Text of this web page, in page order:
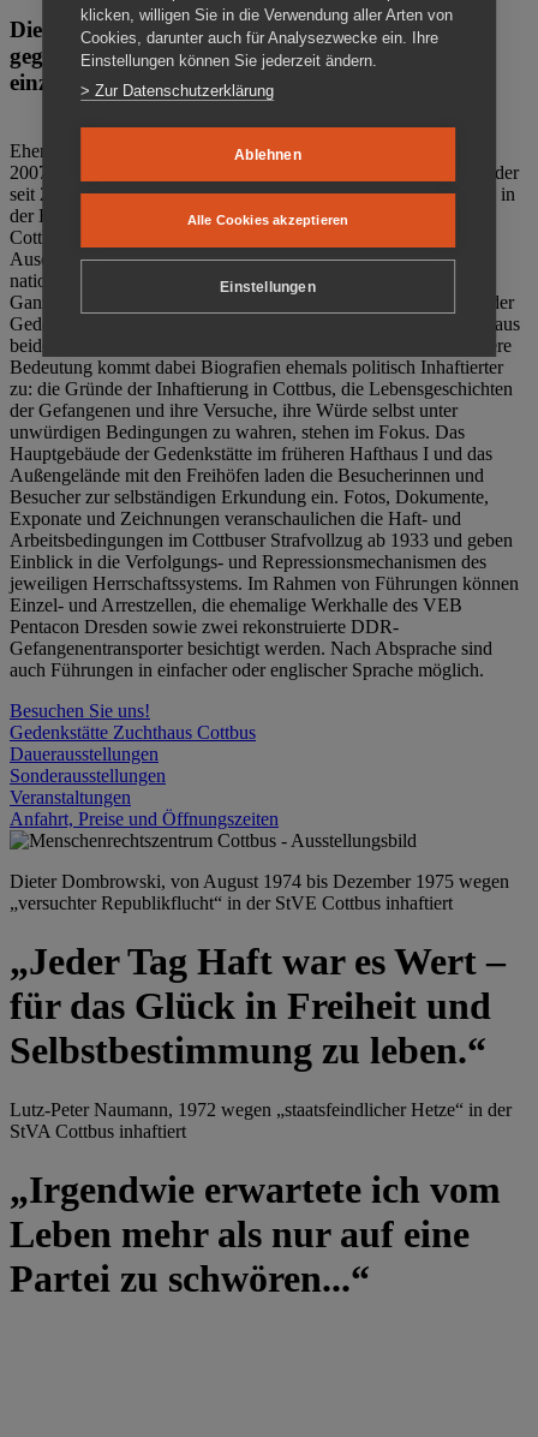
Die Gedenkstätte Zuchthaus Cottbus ist ein Ort
gegen das Vergessen. Anschaulich, nah und
einzigartig.
Ehemalige politische Häftlinge der DDR gründeten im Oktober
2007 den Verein Menschenrechtszentrum Cottbus e. V. (MRZ), der
seit 2011 Eigentümer des ehemaligen Gefängnisses (1860-2002) in
der Bautzener Straße und Träger der Gedenkstätte Zuchthaus
Cottbus ist. Im Zentrum der Arbeit der Gedenkstätte steht die
Auseinandersetzung mit politischem Unrecht während der
nationalsozialistischen Terrorherrschaft und der SED-Diktatur.
Ganzjährig zeigen mehrere Dauer- und Sonderausstellungen in der
Gedenkstätte Zuchthaus Cottbus Beispiele politischen Unrechts aus
beiden deutschen Diktaturen des 20. Jahrhunderts. Eine besondere
Bedeutung kommt dabei Biografien ehemals politisch Inhaftierter
zu: die Gründe der Inhaftierung in Cottbus, die Lebensgeschichten
der Gefangenen und ihre Versuche, ihre Würde selbst unter
unwürdigen Bedingungen zu wahren, stehen im Fokus. Das
Hauptgebäude der Gedenkstätte im früheren Hafthaus I und das
Außengelände mit den Freihöfen laden die Besucherinnen und
Besucher zur selbständigen Erkundung ein. Fotos, Dokumente,
Exponate und Zeichnungen veranschaulichen die Haft- und
Arbeitsbedingungen im Cottbuser Strafvollzug ab 1933 und geben
Einblick in die Verfolgungs- und Repressionsmechanismen des
jeweiligen Herrschaftssystems. Im Rahmen von Führungen können
Einzel- und Arrestzellen, die ehemalige Werkhalle des VEB
Pentacon Dresden sowie zwei rekonstruierte DDR-
Gefangenentransporter besichtigt werden. Nach Absprache sind
auch Führungen in einfacher oder englischer Sprache möglich.
Besuchen Sie uns!
Gedenkstätte Zuchthaus Cottbus
Dauerausstellungen
Sonderausstellungen
Veranstaltungen
Anfahrt, Preise und Öffnungszeiten
Dieter Dombrowski, von August 1974 bis Dezember 1975 wegen
„versuchter Republikflucht“ in der StVE Cottbus inhaftiert
„Jeder Tag Haft war es Wert –
für das Glück in Freiheit und
Selbstbestimmung zu leben.“
Lutz-Peter Naumann, 1972 wegen „staatsfeindlicher Hetze“ in der
StVA Cottbus inhaftiert
„Irgendwie erwartete ich vom
Leben mehr als nur auf eine
Partei zu schwören...“
klicken, willigen Sie in die Verwendung aller Arten von
Cookies, darunter auch für Analysezwecke ein. Ihre
Einstellungen können Sie jederzeit ändern.
> Zur Datenschutzerklärung
Ablehnen
Alle Cookies akzeptieren
Einstellungen